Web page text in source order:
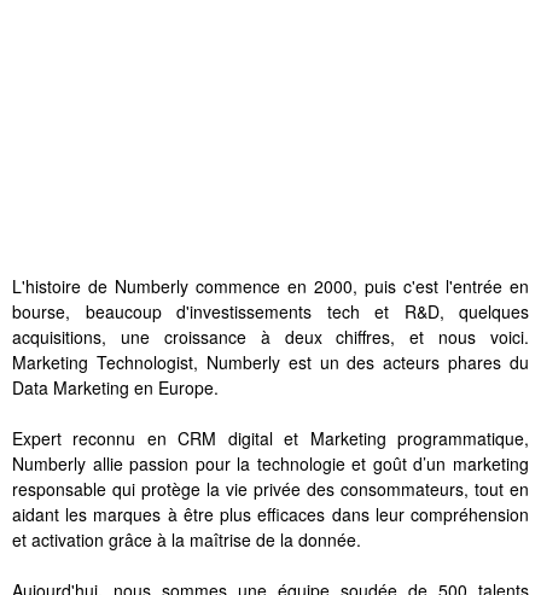
L'histoire de Numberly commence en 2000, puis c'est l'entrée en
bourse, beaucoup d'investissements tech et R&D, quelques
acquisitions, une croissance à deux chiffres, et nous voici.
Marketing Technologist, Numberly est un des acteurs phares du
Data Marketing en Europe.
Expert reconnu en CRM digital et Marketing programmatique,
Numberly allie passion pour la technologie et goût d’un marketing
responsable qui protège la vie privée des consommateurs, tout en
aidant les marques à être plus efficaces dans leur compréhension
et activation grâce à la maîtrise de la donnée.
Aujourd'hui, nous sommes une équipe soudée de 500 talents